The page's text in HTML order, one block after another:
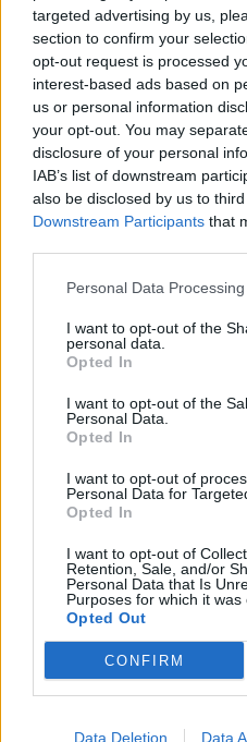
targeted advertising by us,
section to confirm your
opt-out request is processed
interest-based ads based on
us or personal information
your opt-out. You may
disclosure of your personal
IAB’s list of downstream
also be disclosed by us to
Downstream Participants that
Personal Data
I want to opt-out of the
personal data.
Opted In
I want to opt-out of the
Personal Data.
Opted In
I want to opt-out of
Personal Data for
Opted In
I want to opt-out of
Retention, Sale, and/or
Personal Data that Is
Purposes for which it was
Opted Out
CONFIRM
Data Deletion Data